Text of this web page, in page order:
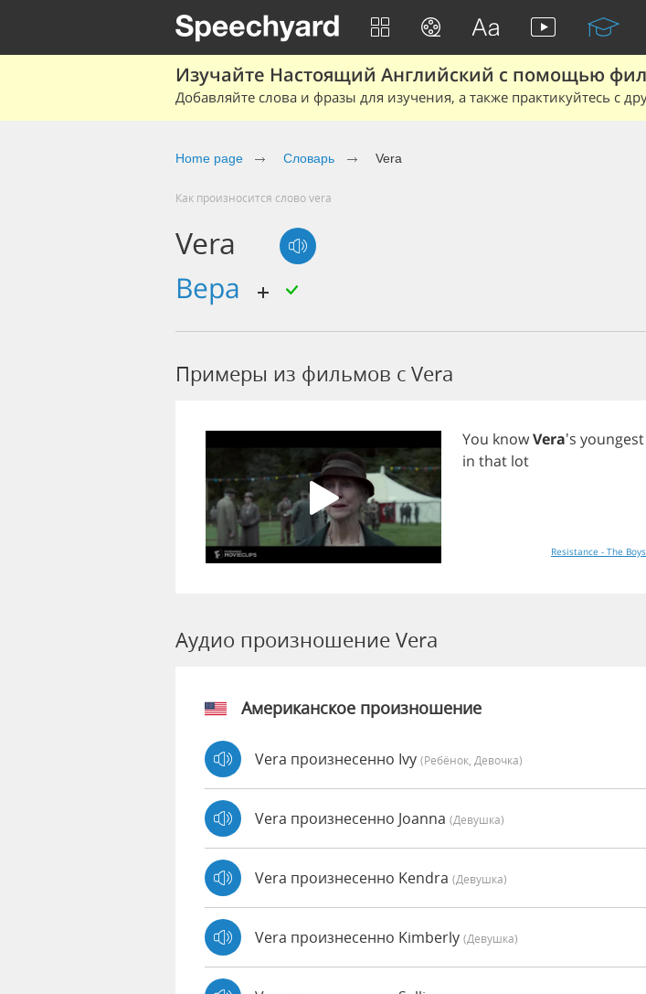
Изучайте Настоящий Английский с помощью
Добавляйте слова и фразы для изучения, а также практикуйтесь с
Home page Словарь Vera
Как произносится слово vera
Vera
Вера
Примеры из фильмов c Vera
You knowVera's youngest
in that lot
Resistance - The
Аудио произношение Vera
Американское произношение
Vera произнесенно Ivy (Ребёнок, Девочка)
Vera произнесенно Joanna (девушка)
Vera произнесенно Kendra (девушка)
Vera произнесенно Kimberly (девушка)